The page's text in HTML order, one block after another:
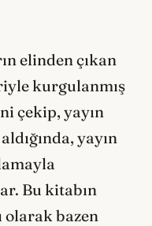
elinden çıkan
kurgulanmış
çekip, yayın
yayın
Bu kitabın
olarak bazen